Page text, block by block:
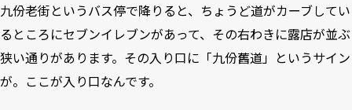
九份老街というバス停で降りると、ちょうど道がカーブしてい
るところにセブンイレブンがあって、その右わきに露店が並ぶ
狭い通りがあります。その入り口に「九份舊道」というサイン
が。ここが入り口なんです。